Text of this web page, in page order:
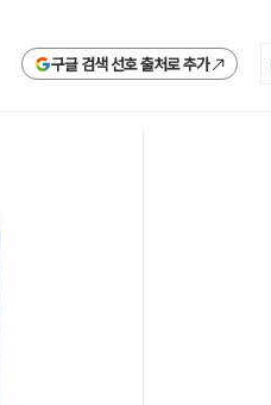
구글 검색 선호 출처로 추가